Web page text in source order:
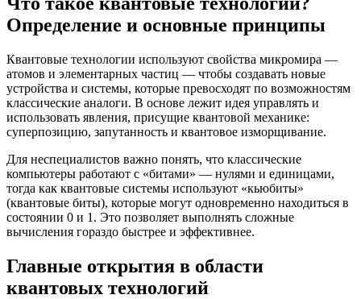
Определение и основные принципы
Квантовые технологии используют свойства микромира —
атомов и элементарных частиц — чтобы создавать новые
устройства и системы, которые превосходят по возможностям
классические аналоги. В основе лежит идея управлять и
использовать явления, присущие квантовой механике:
суперпозицию, запутанность и квантовое изморщивание.
Для неспециалистов важно понять, что классические
компьютеры работают с «битами» — нулями и единицами,
тогда как квантовые системы используют «кьюбиты»
(квантовые биты), которые могут одновременно находиться в
состоянии 0 и 1. Это позволяет выполнять сложные
вычисления гораздо быстрее и эффективнее.
Главные открытия в области
квантовых технологий